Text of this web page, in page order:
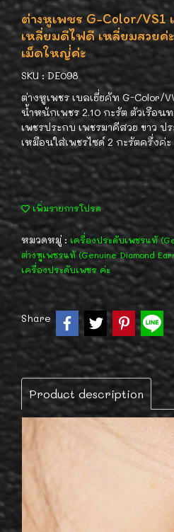
ต่างหูเพชร G-Color/VS1
เหลี่ยมดีไฟดี เหลี่ยมสวยค่
เม็ดใหญ่่ค่ะ
SKU : DE098
ต่างหูเพชร เบลเยี่ยคัท G-Color/
น้ำหนักเพชร 2.10 กะรัต ตัวเรือ
เพชรประกบ เพชรมาคีสวย ขาว
เหมือนใส่เพชรไซด์ 2 กะรัตครึ่งค่ะ
เพิ่มรายการโปรด
หมวดหมู่ : เครื่องประดับเพชรแท้
ต่างหูเพชรแท้ (Genuine Diamond
เครื่องประดับเพชร ค่ะ
Share
Product description